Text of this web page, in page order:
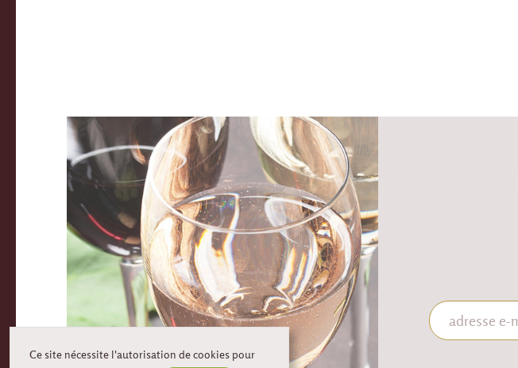
Ce site nécessite l'autorisation de cookies pour